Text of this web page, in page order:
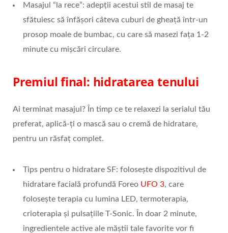
Masajul “la rece”: adepții acestui stil de masaj te
sfătuiesc să înfășori câteva cuburi de gheață într-un
prosop moale de bumbac, cu care să masezi fața 1-2
minute cu mișcări circulare.
Premiul final: hidratarea tenului
Ai terminat masajul? În timp ce te relaxezi la serialul tău
preferat, aplică-ți o mască sau o cremă de hidratare,
pentru un răsfaț complet.
Tips pentru o hidratare SF: folosește dispozitivul de
hidratare facială profundă Foreo UFO 3, care
folosește terapia cu lumina LED, termoterapia,
crioterapia și pulsațiile T-Sonic. În doar 2 minute,
ingredientele active ale măștii tale favorite vor fi